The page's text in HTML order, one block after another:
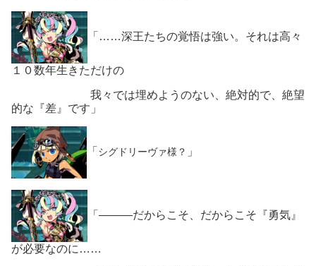
「……深王たちの覚悟は強い。それは高々
１０数年生きただけの
我々では埋めようのない、絶対的で、絶望
的な『差』です」
「 シグドリーヴァ様？ 」
「―――だからこそ、だからこそ『勇気』
が必要なのに……